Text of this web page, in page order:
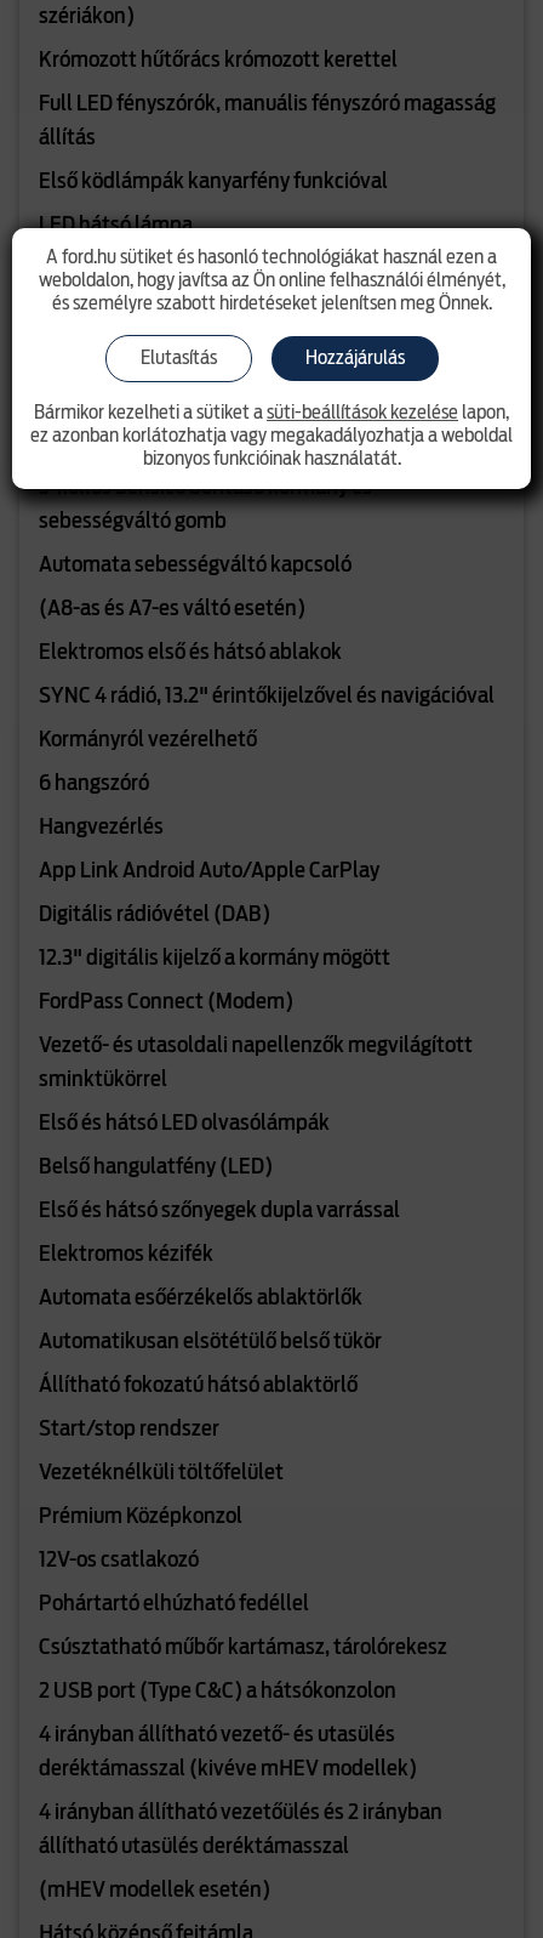
szériákon)
Krómozott hűtőrács krómozott kerettel
Full LED fényszórók, manuális fényszóró magasság
állítás
Első ködlámpák kanyarfény funkcióval
LED hátsó lámpa
Első és hátsó parkolóradar
Tolatókamera
Nagy látószögű tolatókamera
16" Titanium acélkerekek - 205/60 R16 gumival
Kétzónás automata klímaberendezés
3-küllős Sensico borítású kormány és
sebességváltó gomb
Automata sebességváltó kapcsoló
(A8-as és A7-es váltó esetén)
Elektromos első és hátsó ablakok
SYNC 4 rádió, 13.2" érintőkijelzővel és navigációval
Kormányról vezérelhető
6 hangszóró
Hangvezérlés
App Link Android Auto/Apple CarPlay
Digitális rádióvétel (DAB)
12.3" digitális kijelző a kormány mögött
FordPass Connect (Modem)
Vezető- és utasoldali napellenzők megvilágított
sminktükörrel
Első és hátsó LED olvasólámpák
Belső hangulatfény (LED)
Első és hátsó szőnyegek dupla varrással
Elektromos kézifék
Automata esőérzékelős ablaktörlők
Automatikusan elsötétülő belső tükör
Állítható fokozatú hátsó ablaktörlő
Start/stop rendszer
Vezetéknélküli töltőfelület
Prémium Középkonzol
12V-os csatlakozó
Pohártartó elhúzható fedéllel
Csúsztatható műbőr kartámasz, tárolórekesz
2 USB port (Type C&C) a hátsókonzolon
4 irányban állítható vezető- és utasülés
deréktámasszal (kivéve mHEV modellek)
4 irányban állítható vezetőülés és 2 irányban
állítható utasülés deréktámasszal
(mHEV modellek esetén)
A ford.hu sütiket és hasonló technológiákat használ ezen a
weboldalon, hogy javítsa az Ön online felhasználói élményét,
és személyre szabott hirdetéseket jelenítsen meg Önnek.
Elutasítás Hozzájárulás
Bármikor kezelheti a sütiket asüti-beállítások kezelése lapon,
ez azonban korlátozhatja vagy megakadályozhatja a weboldal
bizonyos funkcióinak használatát.